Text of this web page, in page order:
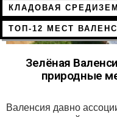
КЛАДОВАЯ
ТОП-12 МЕСТ
Зелёная
природные
Валенсия давно